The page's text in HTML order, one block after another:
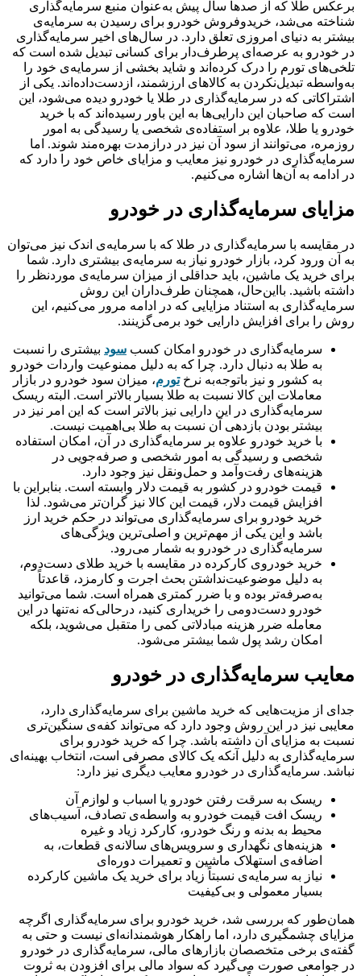
برعکس طلا که از صدها سال پیش به‌عنوان منبع سرمایه‌گذاری
شناخته می‌شد، خریدوفروش خودرو برای رسیدن به سرمایه‌ی
بیشتر به دنیای امروزی تعلق دارد. در سال‌های اخیر سرمایه‌گذاری
در خودرو به عرصه‌ای پرطرف‌دار برای کسانی تبدیل شده است که
تلخی‌های تورم را درک کرده‌اند و شاید بخشی از سرمایه‌ی خود را
به‌واسطه تبدیل‌نکردن به کالاهای ارزشمند، ازدست‌داده‌اند. یکی از
اشتراکاتی که در سرمایه‌گذاری در طلا یا خودرو دیده می‌شود، این
است که صاحبان این دارایی‌ها به این باور رسیده‌اند که با خرید
خودرو یا طلا، علاوه بر استفاده‌ی شخصی یا رسیدگی به امور
روزمره، می‌توانند از سود آن نیز در درازمدت بهره‌مند شوند. اما
سرمایه‌گذاری در خودرو نیز معایب و مزایای خاص خود را دارد که
در ادامه به آن‌ها اشاره می‌کنیم.
مزایای سرمایه‌گذاری در خودرو
در مقایسه با سرمایه‌گذاری در طلا که با سرمایه‌‌‌‌‌‌‌‌‌‌‌‌‌‌‌‌‌‌‌‌‌‌‌‌‌‌‌‌‌‌‌‌‌‌‌‌‌‌‌‌‌‌‌‌‌‌‌‌‌‌‌‌‌‌‌‌‌‌‌‌‌‌‌‌‌‌‌‌‌‌‌‌‌‌‌‌‌‌‌‌ی اندک نیز می‌توان
به آن ورود کرد، بازار خودرو نیاز به سرمایه‌ی بیشتری دارد. شما
برای خرید یک ماشین، باید حداقلی از میزان سرمایه‌ی موردنظر را
داشته باشید. بااین‌حال، همچنان طرف‌داران این روش
سرمایه‌گذاری به استناد مزایایی که در ادامه مرور می‌کنیم، این
روش را برای افزایش دارایی خود برمی‌گزینند.
سرمایه‌گذاری در خودرو امکان کسب سود بیشتری را نسبت
به طلا به دنبال دارد. چرا که به دلیل ممنوعیت واردات خودرو
به کشور و نیز باتوجه‌به نرختورم، میزان سود خودرو در بازار
معاملات این کالا نسبت به طلا بسیار بالاتر است. البته ریسک
سرمایه‌‌‌‌‌‌‌‌‌‌‌‌‌‌‌‌‌‌‌‌‌‌‌‌‌‌‌‌‌‌‌‌‌‌‌‌‌‌‌‌‌‌‌‌‌‌‌‌‌‌‌‌‌‌‌‌‌‌‌‌‌‌‌‌‌‌‌‌‌‌‌‌‌‌‌‌‌‌‌‌گذاری در این دارایی نیز بالاتر است که این امر نیز در
بیشتر بودن بازدهی آن نسبت به طلا بی‌اهمیت نیست.
با خرید خودرو علاوه بر سرمایه‌گذاری در آن، امکان استفاده
شخصی و رسیدگی به امور شخصی و صرفه‌جویی در
هزینه‌های رفت‌وآمد و حمل‌ونقل نیز وجود دارد.
قیمت خودرو در کشور به قیمت دلار وابسته است. بنابراین با
افزایش قیمت دلار، قیمت این کالا نیز گران‌تر می‌شود. لذا
خرید خودرو برای سرمایه‌گذاری می‌تواند در حکم خرید ارز
باشد و این یکی از مهم‌ترین و اصلی‌ترین ویژگی‌‌‌‌‌‌‌‌‌‌‌‌‌‌‌‌‌‌‌‌‌‌‌‌‌‌‌‌‌‌‌‌‌‌‌‌‌‌‌‌‌‌‌‌‌‌‌‌‌‌‌‌‌‌‌‌‌‌‌‌‌‌‌‌‌‌‌‌‌‌‌‌‌‌‌‌‌‌‌‌های
سرمایه‌گذاری در خودرو به شمار می‌رود.
خرید خودروی کارکرده در مقایسه با خرید طلای دست‌دوم،
به دلیل موضوعیت‌نداشتن بحث اجرت و کارمزد، قاعدتاً
به‌صرفه‌تر بوده و با ضرر کمتری همراه است. شما می‌توانید
خودرو دست‌دومی را خریداری کنید، درحالی‌که نه‌تنها در این
معامله ضرر هزینه مبادلاتی کمی را متقبل می‌‌‌‌‌‌‌‌‌‌‌‌‌‌‌‌‌‌‌‌‌‌‌‌‌‌‌‌‌‌‌‌‌‌‌‌‌‌‌‌‌‌‌‌‌‌‌‌‌‌‌‌‌‌‌‌‌‌‌‌‌‌‌‌‌‌‌‌‌‌‌‌‌‌‌‌‌‌‌‌شوید، بلکه
امکان رشد پول شما بیشتر می‌شود.
معایب سرمایه‌گذاری در خودرو
جدای از مزیت‌هایی که خرید ماشین برای سرمایه‌گذاری دارد،
معایبی نیز در این روش وجود دارد که می‌تواند کفه‌ی سنگین‌تری
نسبت به مزایای آن داشته باشد. چرا که خرید خودرو برای
سرمایه‌گذاری به دلیل آنکه یک کالای مصرفی است، انتخاب بهینه‌‌‌‌‌‌‌‌‌‌‌‌‌‌‌‌‌‌‌‌‌‌‌‌‌‌‌‌‌‌‌‌‌‌‌‌‌‌‌‌‌‌‌‌‌‌‌‌‌‌‌‌‌‌‌‌‌‌‌‌‌‌‌‌‌‌‌‌‌‌‌‌‌‌‌‌‌‌‌‌ای
نباشد. سرمایه‌گذاری در خودرو معایب دیگری نیز دارد:
ریسک به سرقت رفتن خودرو یا اسباب و لوازم آن
ریسک افت قیمت خودرو به واسطه‌ی تصادف، آسیب‌های
محیط به بدنه و رنگ خودرو، کارکرد زیاد و غیره
هزینه‌های نگهداری و سرویس‌های سالانه‌ی قطعات، به
اضافه‌ی استهلاک ماشین و تعمیرات دوره‌ای
نیاز به سرمایه‌ی نسبتاً زیاد برای خرید یک ماشین کارکرده
بسیار معمولی و بی‌کیفیت
همان‌طور که بررسی شد، خرید خودرو برای سرمایه‌گذاری اگرچه
مزایای چشمگیری دارد، اما راهکار هوشمندانه‌ای نیست و حتی به
گفته‌ی برخی متخصصان بازارهای مالی، سرمایه‌‌‌‌‌‌‌‌‌‌‌‌‌‌‌‌‌‌‌‌‌‌‌‌‌‌‌‌‌‌‌‌‌‌‌‌‌‌‌‌‌‌‌‌‌‌‌‌‌‌‌‌‌‌‌‌‌‌‌‌‌‌‌‌‌‌‌‌‌‌‌‌‌‌‌‌‌‌‌‌گذاری در خودرو
در جوامعی صورت می‌‌‌‌‌‌‌‌‌‌‌‌‌‌‌‌‌‌‌‌‌‌‌‌‌‌‌‌‌‌‌‌‌‌‌‌‌‌‌‌‌‌‌‌‌‌‌‌‌‌‌‌‌‌‌‌‌‌‌‌‌‌‌‌‌‌‌‌‌‌‌‌‌‌‌‌‌‌‌‌گیرد که سواد مالی برای افزودن به ثروت